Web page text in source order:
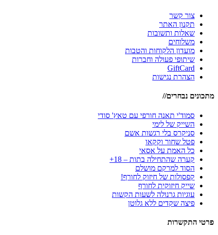
צור קשר
תקנון האתר
שאלות ותשובות
משלוחים
מועדון הלקוחות והטבות
שיתופי פעולה וחברות
GiftCard
הצהרת נגישות
מתכונים נבחרים//
סמוד'י תאנה חורפי עם טאץ' סודי
השייק של לימי
סניקרס בלי רגשות אשם
פטל שחור וקקאו
כל האמת על אסאי
קערה שהתחילה בתות – 18+
הסוד למרקם מושלם
קפסולות של חיזוק לחורף!
שייק חיזוקית לחורף
עוגיות גרנולה לשעות הקשות
פיצה שקדים ללא גלוטן
פרטי התקשרות